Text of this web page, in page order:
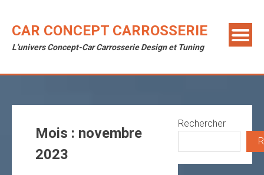
content
CAR CONCEPT CARROSSERIE
L'univers Concept-Car Carrosserie Design et Tuning
Mois : novembre
2023
Rechercher